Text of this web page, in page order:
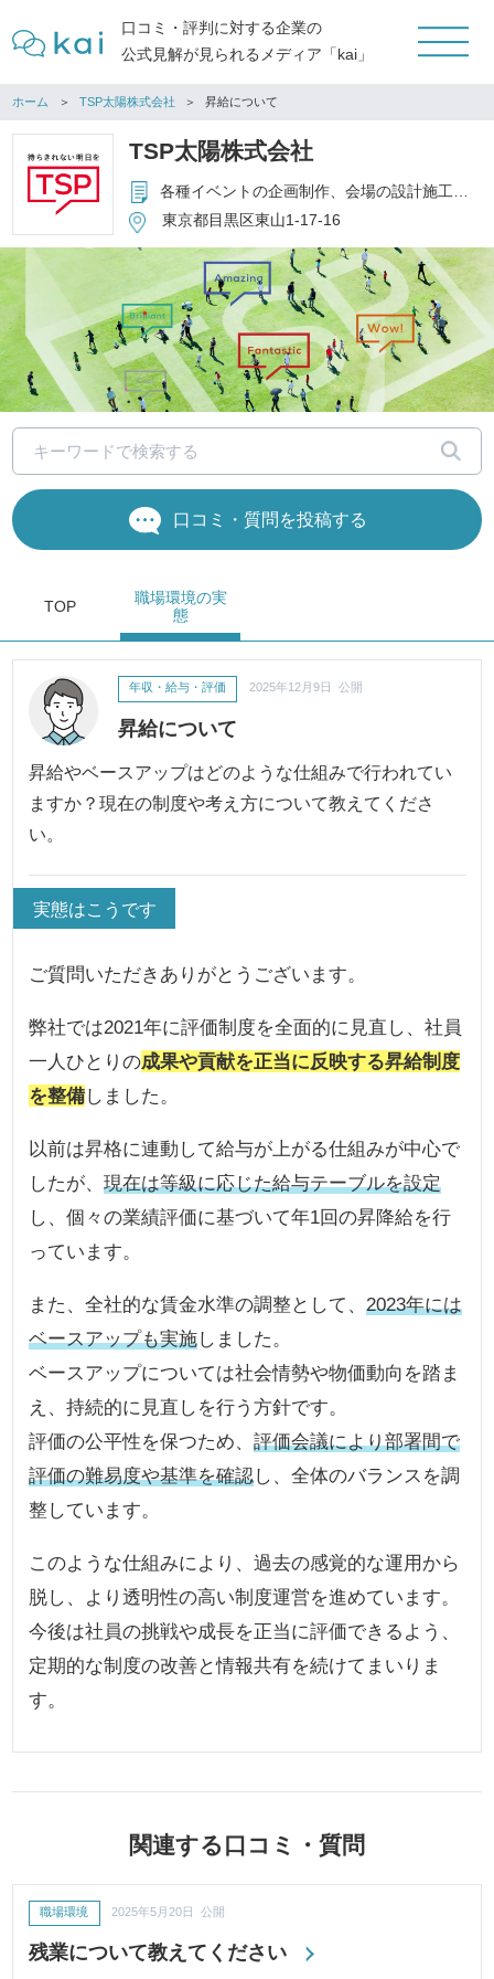
口コミ・評判に対する企業の
公式見解が見られるメディア「kai」
ホーム TSP太陽株式会社 昇給について
TSP太陽株式会社
各種イベントの企画制作、会場の設計施工、運営管理、関連設備のレンタル他
東京都目黒区東山1-17-16
口コミ・質問を投稿する
TOP
職場環境の実
態
昇給について
年収・給与・評価 2025年12月9日 公開
昇給やベースアップはどのような仕組みで行われてい
ますか？現在の制度や考え方について教えてくださ
い。
実態はこうです
ご質問いただきありがとうございます。
弊社では2021年に評価制度を全面的に見直し、社員
一人ひとりの成果や貢献を正当に反映する昇給制度
を整備しました。
以前は昇格に連動して給与が上がる仕組みが中心で
したが、現在は等級に応じた給与テーブルを設定
し、個々の業績評価に基づいて年1回の昇降給を行
っています。
また、全社的な賃金水準の調整として、2023年には
ベースアップも実施しました。
ベースアップについては社会情勢や物価動向を踏ま
え、持続的に見直しを行う方針です。
評価の公平性を保つため、評価会議により部署間で
評価の難易度や基準を確認し、全体のバランスを調
整しています。
このような仕組みにより、過去の感覚的な運用から
脱し、より透明性の高い制度運営を進めています。
今後は社員の挑戦や成長を正当に評価できるよう、
定期的な制度の改善と情報共有を続けてまいりま
す。
関連する口コミ・質問
残業について教えてください
職場環境 2025年5月20日 公開